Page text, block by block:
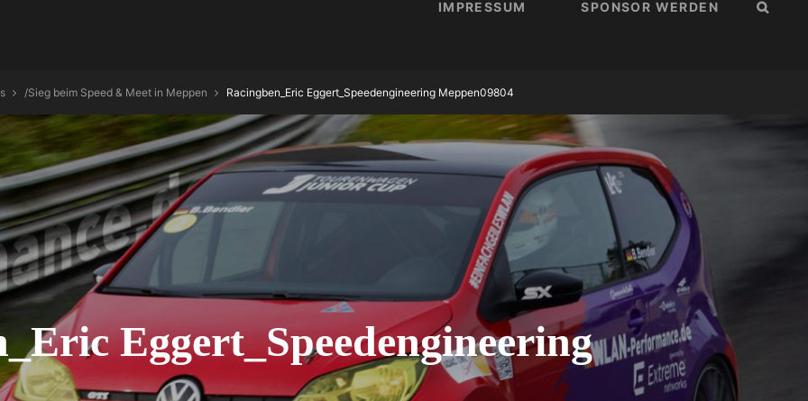
IMPRESSUM SPONSOR WERDEN
/Sieg beim Speed & Meet in Meppen Racingben_Eric Eggert_Speedengineering Meppen09804
Eggert_Speedengineering